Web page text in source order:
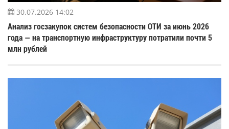
30.07.2026 14:02
Анализ госзакупок систем безопасности ОТИ за июнь 2026
года — на транспортную инфраструктуру потратили почти 5
млн рублей